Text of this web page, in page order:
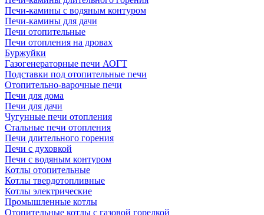
Печи-камины с водяным контуром
Печи-камины для дачи
Печи отопительные
Печи отопления на дровах
Буржуйки
Газогенераторные печи АОГТ
Подставки под отопительные печи
Отопительно-варочные печи
Печи для дома
Печи для дачи
Чугунные печи отопления
Стальные печи отопления
Печи длительного горения
Печи с духовкой
Печи с водяным контуром
Котлы отопительные
Котлы твердотопливные
Котлы электрические
Промышленные котлы
Отопительные котлы с газовой горелкой